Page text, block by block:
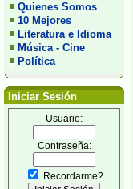
Quienes Somos
10 Mejores
Literatura e Idioma
Música - Cine
Política
Iniciar Sesión
Usuario:
Contraseña:
Recordarme?